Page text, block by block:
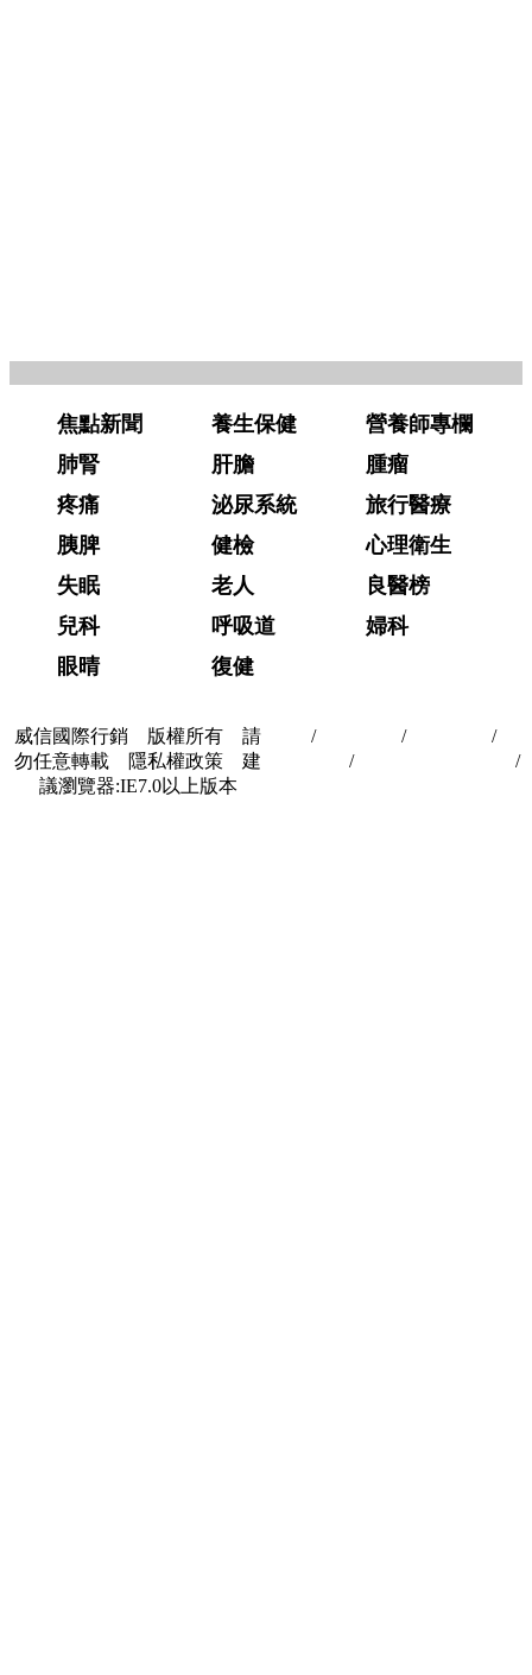
焦點新聞 養生保健
營養師專欄
肺腎
肝膽
腫瘤
疼痛
泌尿系統
旅行醫療
胰脾
健檢
心理衛生
失眠
老人
良醫榜
兒科
呼吸道
婦科
眼晴
復健
威信國際行銷 版權所有 請
勿任意轉載 隱私權政策 建
議瀏覽器:IE7.0以上版本
/ / /
/
/